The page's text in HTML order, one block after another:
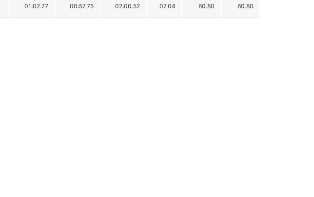
01:02.77 00:57.75 02:00.52 07.04 60.80 60.80